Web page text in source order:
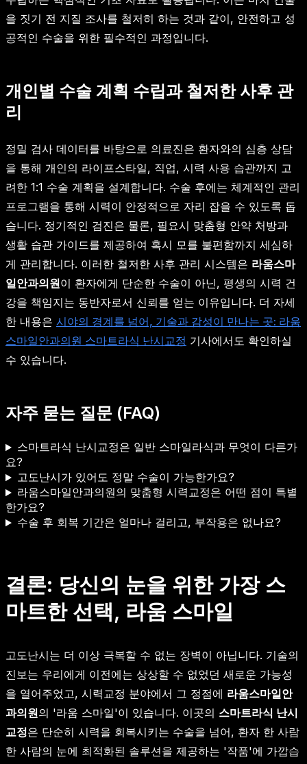
을 짓기 전 지질 조사를 철저히 하는 것과 같이, 안전하고 성
공적인 수술을 위한 필수적인 과정입니다.
개인별 수술 계획 수립과 철저한 사후 관
리
정밀 검사 데이터를 바탕으로 의료진은 환자와의 심층 상담
을 통해 개인의 라이프스타일, 직업, 시력 사용 습관까지 고
려한 1:1 수술 계획을 설계합니다. 수술 후에는 체계적인 관리
프로그램을 통해 시력이 안정적으로 자리 잡을 수 있도록 돕
습니다. 정기적인 검진은 물론, 필요시 맞춤형 안약 처방과
생활 습관 가이드를 제공하여 혹시 모를 불편함까지 세심하
게 관리합니다. 이러한 철저한 사후 관리 시스템은 라움스마
일안과의원이 환자에게 단순한 수술이 아닌, 평생의 시력 건
강을 책임지는 동반자로서 신뢰를 얻는 이유입니다. 더 자세
한 내용은 시야의 경계를 넘어, 기술과 감성이 만나는 곳: 라움
스마일안과의원 스마트라식 난시교정 기사에서도 확인하실
수 있습니다.
자주 묻는 질문 (FAQ)
스마트라식 난시교정은 일반 스마일라식과 무엇이 다른가
요?
고도난시가 있어도 정말 수술이 가능한가요?
라움스마일안과의원의 맞춤형 시력교정은 어떤 점이 특별
한가요?
수술 후 회복 기간은 얼마나 걸리고, 부작용은 없나요?
결론: 당신의 눈을 위한 가장 스
마트한 선택, 라움 스마일
고도난시는 더 이상 극복할 수 없는 장벽이 아닙니다. 기술의
진보는 우리에게 이전에는 상상할 수 없었던 새로운 가능성
을 열어주었고, 시력교정 분야에서 그 정점에 라움스마일안
과의원의 '라움 스마일'이 있습니다. 이곳의 스마트라식 난시
교정은 단순히 시력을 회복시키는 수술을 넘어, 환자 한 사람
한 사람의 눈에 최적화된 솔루션을 제공하는 '작품'에 가깝습